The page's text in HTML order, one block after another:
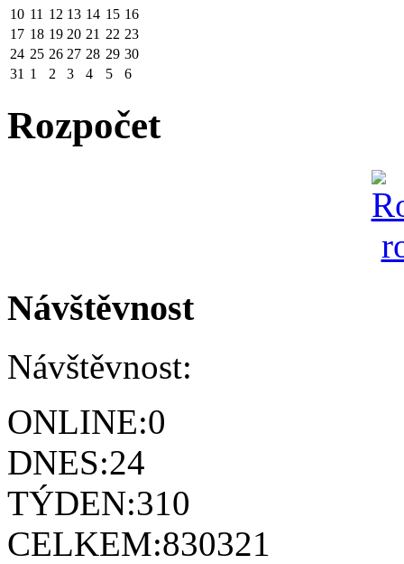
10 11 12 13 14 15 16
17 18 19 20 21 22 23
24 25 26 27 28 29 30
31 1 2 3 4 5 6
Rozpočet
Návštěvnost
Návštěvnost:
ONLINE:0
DNES:24
TÝDEN:310
CELKEM:830321